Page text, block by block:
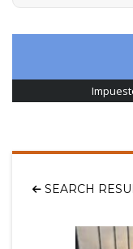
SEARCH